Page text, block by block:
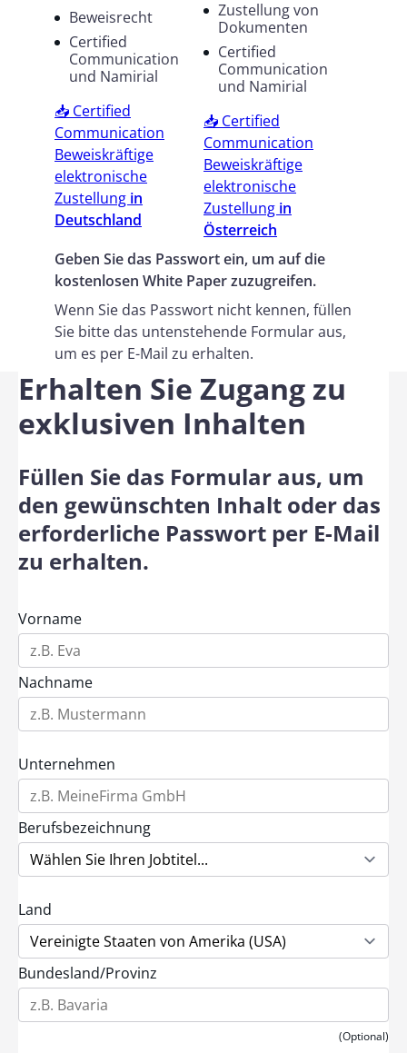
Beweisrecht
Certified
Communication
und Namirial
📥 Certified
Communication
Beweiskräftige
elektronische
Zustellung in
Deutschland
Zustellung von
Dokumenten
Certified
Communication
und Namirial
📥 Certified
Communication
Beweiskräftige
elektronische
Zustellung in
Österreich
Geben Sie das Passwort ein, um auf die
kostenlosen White Paper zuzugreifen.
Wenn Sie das Passwort nicht kennen, füllen
Sie bitte das untenstehende Formular aus,
um es per E-Mail zu erhalten.
Erhalten Sie Zugang zu
exklusiven Inhalten
Füllen Sie das Formular aus, um
den gewünschten Inhalt oder das
erforderliche Passwort per E-Mail
zu erhalten.
Vorname
Nachname
Unternehmen
Berufsbezeichnung
Land
Bundesland/Provinz
(Optional)